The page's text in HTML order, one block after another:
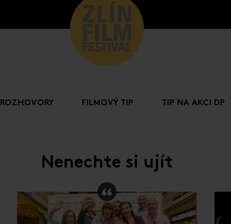
ROZHOVORY FILMOVÝ TIP TIP NA AKCI DP
Nenechte si ujít